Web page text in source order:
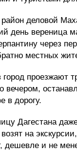
деловой
день вереница
через
местных
город проезжают
вечером,
в дорогу.
Дагестана
на
дешевле и не